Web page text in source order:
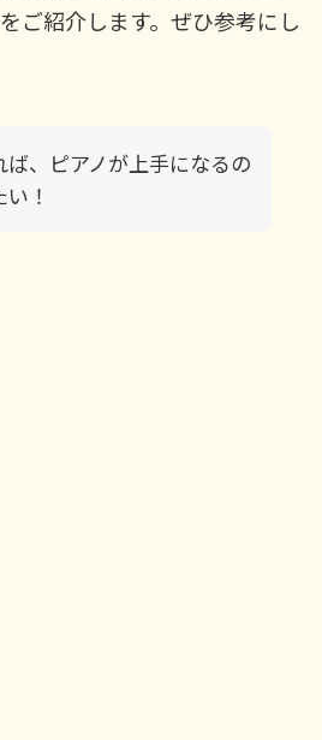
ご紹介します。ぜひ参考にし
ば、ピアノが上手になるの
！